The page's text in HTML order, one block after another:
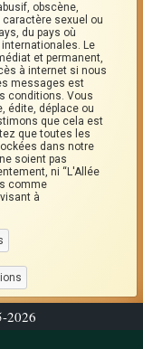
obscène,
sexuel ou
du pays où
Le
et permanent,
à internet si nous
messages est
conditions. Vous
édite, déplace ou
que cela est
que toutes les
dans notre
soient pas
ni “L'Allée
comme
à
2026